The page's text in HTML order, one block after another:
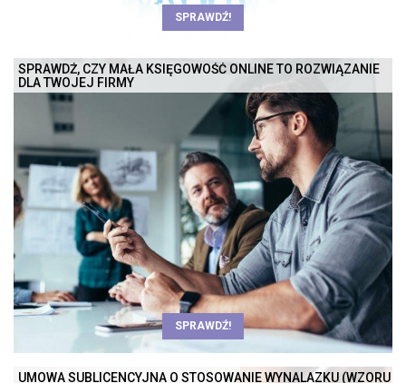
SPRAWDŹ!
SPRAWDŹ, CZY MAŁA KSIĘGOWOŚĆ ONLINE TO ROZWIĄZANIE
DLA TWOJEJ FIRMY
SPRAWDŹ!
UMOWA SUBLICENCYJNA O STOSOWANIE WYNALAZKU (WZORU